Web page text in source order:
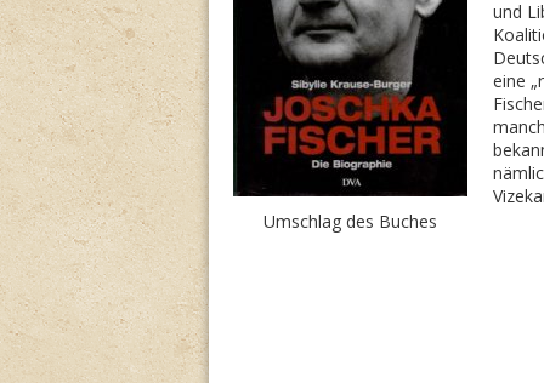
Umschlag des Buches
und
eine